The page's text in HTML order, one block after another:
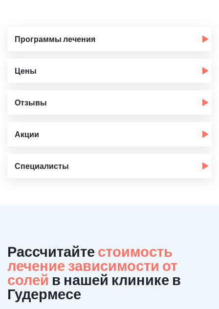
Программы лечения
Цены
Отзывы
Акции
Специалисты
Рассчитайте стоимость
лечение зависимости от
солей в нашей клинике в
Гудермесе